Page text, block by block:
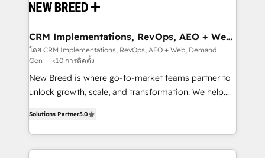
and system integrations powered by Globalia’s
trainers to drive platform adoption. 📈 Revenue
Generation - Full-funnel marketing and high-
performance advertising via Point Success Media. -
Expert deployment of Breeze AI and custom agents
to automate growth. 🏆 Elite Excellence - 8 platform
expertise. - A team of 250+ experts dedicated to
your resilient growth.
CRM Implementations, RevOps, AEO + Web,
Demand Gen
โดย CRM Implementations, RevOps, AEO + Web, Demand
Gen
<10 การติดตั้ง
New Breed is where go-to-market teams partner to
unlock growth, scale, and transformation. We help
customer platform and operationalize HubSpot’s
Loop Marketing framework through expert-led
services, smart agents, and purpose-built apps,
Solutions Partner5.0